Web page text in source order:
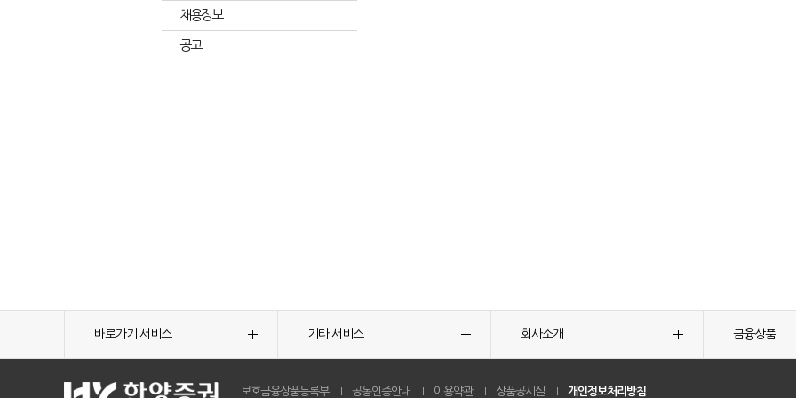
채용정보
공고
바로가기 서비스 기타 서비스 회사소개 금융상품
보호금융상품등록부 공동인증안내 이용약관 상품공시실 개인정보처리방침